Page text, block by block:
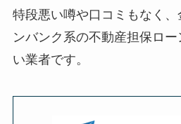
特段悪い噂や口コミもなく
ンバンク系の不動産担保ロ
い業者です。